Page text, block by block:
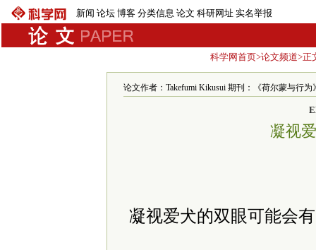
新闻 论坛 博客 分类信息 论文 科研网址 实名举报
科学网首页>论文频道>正
论文作者：Takefumi Kikusui 期刊：《荷尔蒙与行为
凝视
凝视爱犬的双眼可能会